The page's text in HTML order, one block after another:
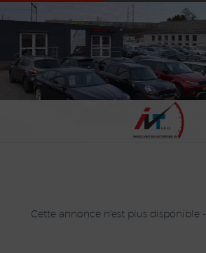
Cette annonce n'est plus disponible -
Paramètres avancés des cookies